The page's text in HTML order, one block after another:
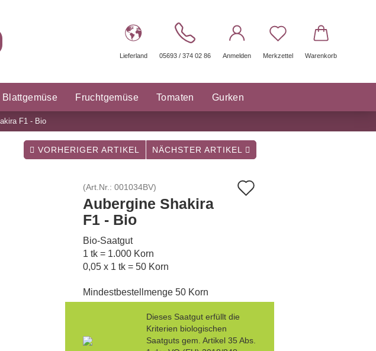
Lieferland 05693 / 374 02 86 Anmelden Merkzettel Warenkorb
Blattgemüse Fruchtgemüse Tomaten Gurken
Porree & Zwiebeln
F1 - Bio
VORHERIGER ARTIKEL NÄCHSTER ARTIKEL
(Art.Nr.: 001034BV)
Aubergine Shakira
F1 - Bio
Bio-Saatgut
1 tk = 1.000 Korn
0,05 x 1 tk = 50 Korn
Mindestbestellmenge 50 Korn
Dieses Saatgut erfüllt die
Kriterien biologischen
Saatguts gem. Artikel 35 Abs.